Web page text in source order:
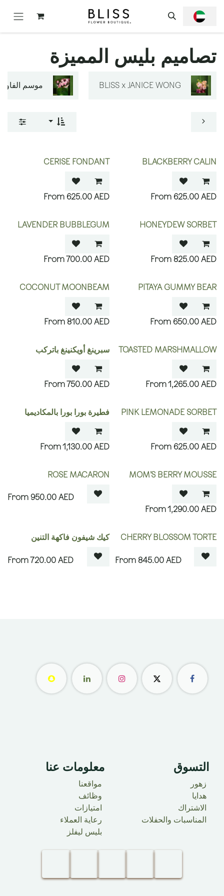
تصاميم بليس المميزة
BLISS x JANICE WONG موسم
BLACKBERRY CALIN
625.00 AED
CERISE FONDANT
625.00 AED
HONEYDEW SORBET
825.00 AED
LAVENDER BUBBLEGUM
700.00 AED
PITAYA GUMMY BEAR
650.00 AED
COCONUT MOONBEAM
810.00 AED
TOASTED MARSHMALLOW
1,265.00 AED
سبرينغ أويكنينغ باتركب
750.00 AED
PINK LEMONADE SORBET
625.00 AED
فطيرة بورا بورا بالمكاديميا
1,130.00 AED
MOM’S BERRY MOUSSE
1,290.00 AED
ROSE MACARON
950.00 AED
CHERRY BLOSSOM TORTE
845.00 AED
كيك شيفون فاكهة التنين
720.00 AED
التسوق
زهور
هدايا
الاشتراك
المناسبات والحفلات
معلومات عنا ​
مواقعنا
وظائف
امتيازات
رعاية العملاء
بليس ليفلز